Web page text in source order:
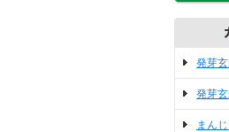
発芽
発芽
まん